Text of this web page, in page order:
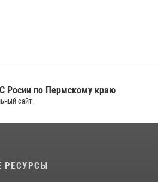
росгвардейцы приняли
Росии по Пермскому краю
сайт
РЕСУРСЫ